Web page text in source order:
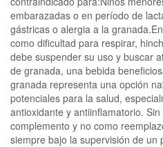
embarazadas o en período de
gástricas o alergia a la
como dificultad para respirar,
debe suspender su uso y buscar
de granada, una bebida
granada representa una opción
potenciales para la salud,
antioxidante y antiinflamatorio.
complemento y no como
siempre bajo la supervisión de un